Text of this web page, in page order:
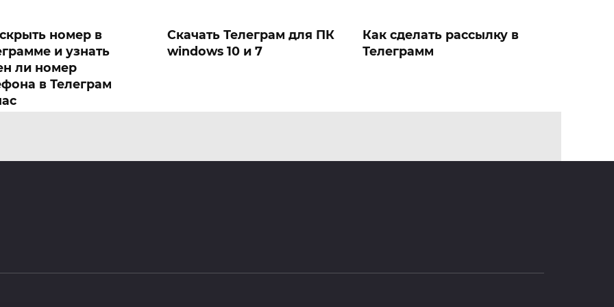
номер в
и узнать
ли номер
в Телеграм
Скачать Телеграм для ПК
windows 10 и 7
Как сделать рассылку в
Телеграмм